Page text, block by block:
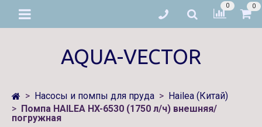
0 0
AQUA-VECTOR
Насосы и помпы для пруда
Hailea (Китай)
Помпа HAILEA HX-6530 (1750 л/ч) внешняя/
погружная